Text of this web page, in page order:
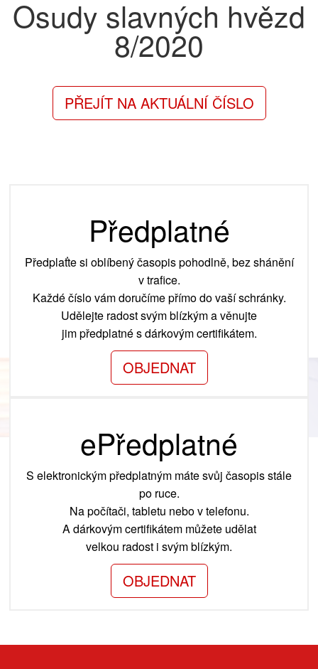
Osudy slavných hvězd
8/2020
PŘEJÍT NA AKTUÁLNÍ ČÍSLO
Předplatné
Předplaťte si oblíbený časopis pohodlně, bez shánění
v trafice.
Každé číslo vám doručíme přímo do vaší schránky.
Udělejte radost svým blízkým a věnujte
jim předplatné s dárkovým certifikátem.
OBJEDNAT
ePředplatné
S elektronickým předplatným máte svůj časopis stále
po ruce.
Na počítači, tabletu nebo v telefonu.
A dárkovým certifikátem můžete udělat
velkou radost i svým blízkým.
OBJEDNAT